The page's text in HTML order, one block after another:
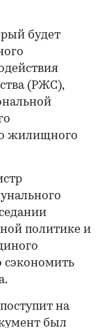
будет
(РЖС),
жилищного
политике и
сэкономить
поступит на
был